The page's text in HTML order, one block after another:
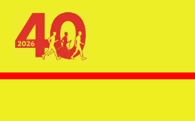
naar